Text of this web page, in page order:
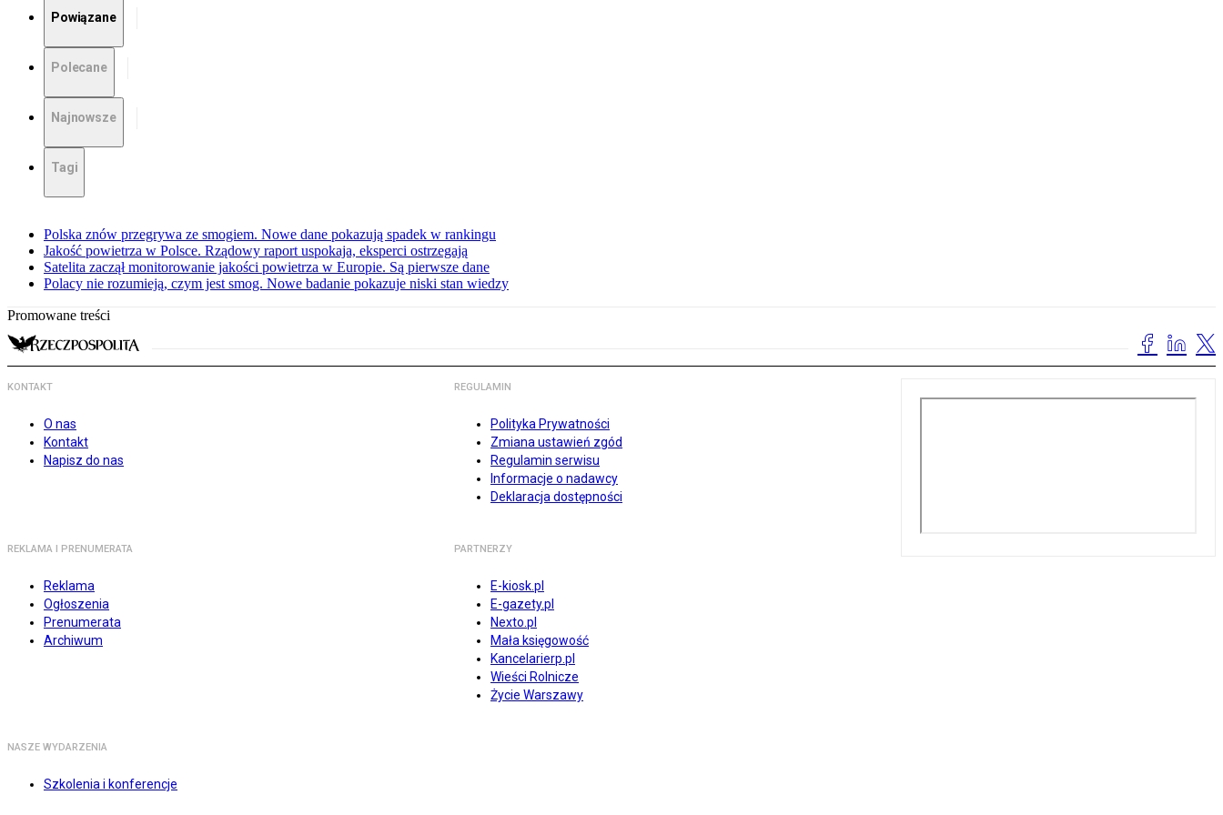
Powiązane
Polecane
Najnowsze
Tagi
Polska znów przegrywa ze smogiem. Nowe dane pokazują spadek w rankingu
Jakość powietrza w Polsce. Rządowy raport uspokaja, eksperci ostrzegają
Satelita zaczął monitorowanie jakości powietrza w Europie. Są pierwsze dane
Polacy nie rozumieją, czym jest smog. Nowe badanie pokazuje niski stan wiedzy
Promowane treści
KONTAKT
O nas
Kontakt
Napisz do nas
REGULAMIN
Polityka Prywatności
Zmiana ustawień zgód
Regulamin serwisu
Informacje o nadawcy
Deklaracja dostępności
REKLAMA I PRENUMERATA
Reklama
Ogłoszenia
Prenumerata
Archiwum
PARTNERZY
E-kiosk.pl
E-gazety.pl
Nexto.pl
Mała księgowość
Kancelarierp.pl
Wieści Rolnicze
Życie Warszawy
NASZE WYDARZENIA
Szkolenia i konferencje